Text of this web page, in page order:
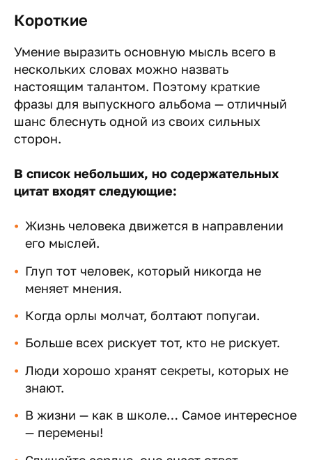
Короткие
Умение выразить основную мысль всего в
нескольких словах можно назвать
настоящим талантом. Поэтому краткие
фразы для выпускного альбома — отличный
шанс блеснуть одной из своих сильных
сторон.
В список небольших, но содержательных
цитат входят следующие:
Жизнь человека движется в направлении
его мыслей.
Глуп тот человек, который никогда не
меняет мнения.
Когда орлы молчат, болтают попугаи.
Больше всех рискует тот, кто не рискует.
Люди хорошо хранят секреты, которых не
знают.
В жизни — как в школе… Самое интересное
— перемены!